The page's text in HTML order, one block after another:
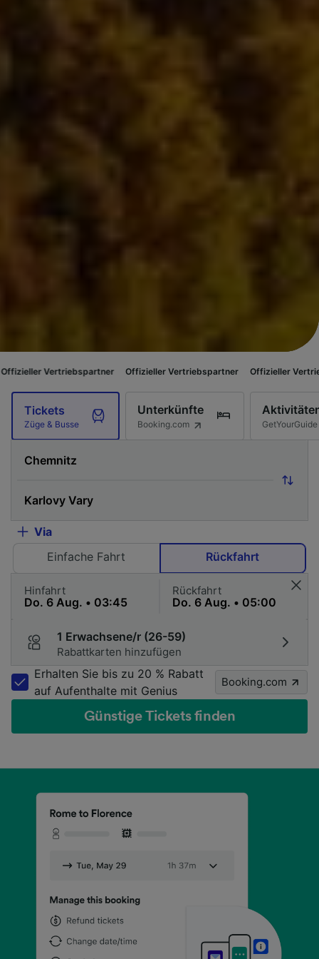
Offizieller Vertriebspartner Offizieller Vertriebspartner
Tickets
Züge & Busse
Unterkünfte
Booking.com GetYourGuide
Via
Einfache Fahrt
Rückfahrt
Hinfahrt Rückfahrt
1 Erwachsene/r (26-59)
Rabattkarten hinzufügen
Erhalten Sie bis zu 20 % Rabatt
auf Aufenthalte mit Genius
Booking.com
Günstige Tickets finden